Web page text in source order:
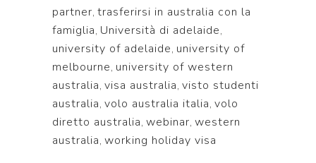
partner, trasferirsi in australia con la
famiglia, Università di adelaide,
university of adelaide, university of
melbourne, university of western
australia, visa australia, visto studenti
australia, volo australia italia, volo
diretto australia, webinar, western
australia, working holiday visa